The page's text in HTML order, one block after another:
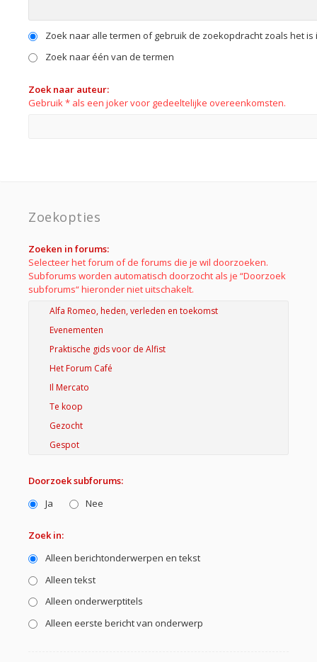
Zoek naar alle termen of gebruik de zoekopdracht zoals het is
Zoek naar één van de termen
Zoek naar auteur:
Gebruik * als een joker voor gedeeltelijke overeenkomsten.
Zoekopties
Zoeken in forums:
Selecteer het forum of de forums die je wil doorzoeken.
Subforums worden automatisch doorzocht als je “Doorzoek
subforums“ hieronder niet uitschakelt.
Doorzoek subforums:
Ja
Nee
Zoek in:
Alleen berichtonderwerpen en tekst
Alleen tekst
Alleen onderwerptitels
Alleen eerste bericht van onderwerp